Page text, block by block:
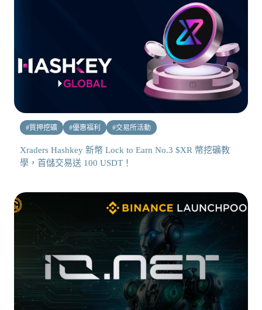
#質押挖礦 #優惠福利 #交易所活動
Xraders Hashkey 新幣 Lock to Earn No.3 $XR 幣挖礦教
學，首儲交易送 100 USDT！